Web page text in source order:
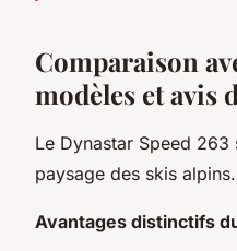
Comparaison
modèles et avis
Le Dynastar Speed
paysage des skis alpins.
Avantages distinctifs